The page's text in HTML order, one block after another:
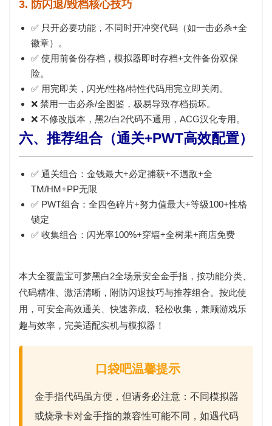
3. 防闪退/毁档核心技巧
✅ 只开必要功能 ，不同时开冲突代码（如一击必杀+全
徽章）。
✅ 使用前备份存档 ，模拟器即时存档+文件备份双保
险。
✅ 用完即关 ，闪光/性格/特性代码用完立即关闭。
❌ 禁用一击必杀/全图鉴 ，极易导致存档损坏。
❌ 不修改版本 ，黑2/白2代码不通用，ACG汉化专用。
六、推荐组合（通关+PWT高效配置）
✅ 通关组合 ：金钱最大+必定捕获+不遇敌+全
TM/HM+PP无限
✅ PWT组合 ：全四色碎片+努力值最大+等级100+性格
锁定
✅ 收集组合 ：闪光率100%+穿墙+全树果+商店免费
本大全覆盖宝可梦黑白2全场景安全金手指，按功能分类、
代码精准、激活清晰，附防闪退技巧与推荐组合。按此使
用，可安全高效通关、快速养成、轻松收集，兼顾游戏乐
趣与效率，完美适配实机与模拟器！
口袋吧温馨提示
金手指代码虽方便，但请务必注意： 不同模拟器
或烧录卡对金手指的兼容性可能不同 ，如遇代码